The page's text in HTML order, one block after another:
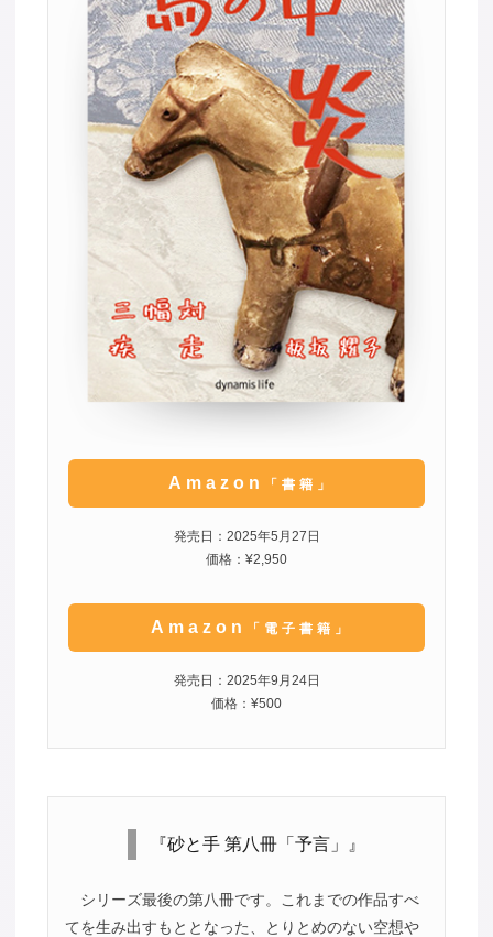
Amazon 「書籍」
発売日：2025年5月27日
価格：¥2,950
Amazon 「電子書籍」
発売日：2025年9月24日
価格：¥500
『砂と手 第八冊「予言」』
シリーズ最後の第八冊です。これまでの作品すべ
てを生み出すもととなった、とりとめのない空想や